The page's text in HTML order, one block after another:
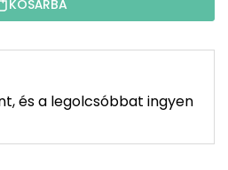
KOSÁRBA
és a legolcsóbbat ingyen